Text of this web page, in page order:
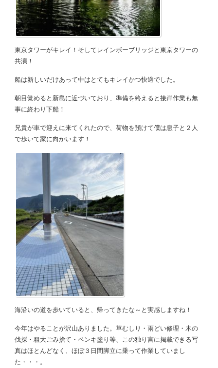
東京タワーがキレイ！そしてレインボーブリッジと東京タワーの
共演！
船は新しいだけあって中はとてもキレイかつ快適でした。
朝目覚めると新島に近づいており、準備を終えると接岸作業も無
事に終わり下船！
兄貴が車で迎えに来てくれたので、荷物を預けて僕は息子と２人
で歩いて家に向かいます！
海沿いの道を歩いていると、帰ってきたな～と実感しますね！
今年はやることが沢山ありました。草むしり・雨どい修理・木の
伐採・粗大ごみ捨て・ペンキ塗り等、この独り言に掲載できる写
真はほとんどなく、ほぼ３日間脚立に乗って作業していまし
た・・・。